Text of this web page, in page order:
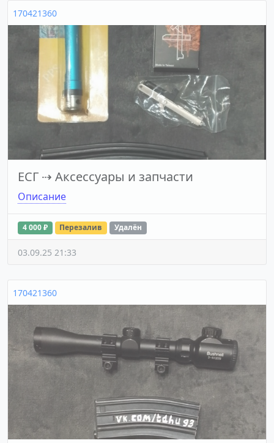
170421360
ЕСГ ⇢ Аксессуары и запчасти
Описание
4 000 ₽ Перезалив Удалён
03.09.25 21:33
170421360